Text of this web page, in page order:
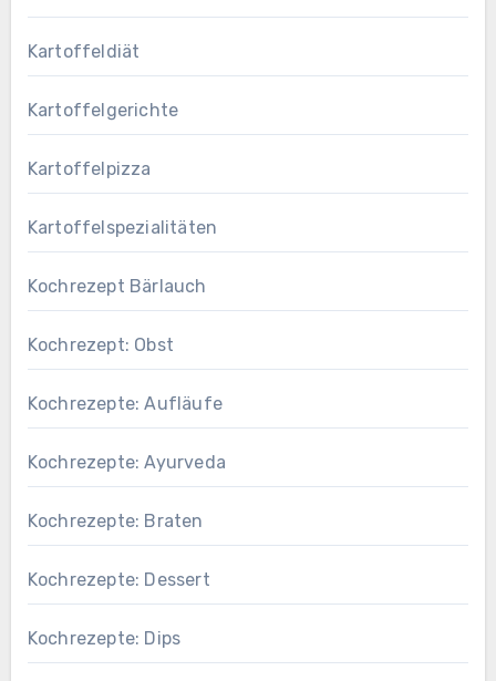
Kartoffeldiät
Kartoffelgerichte
Kartoffelpizza
Kartoffelspezialitäten
Kochrezept Bärlauch
Kochrezept: Obst
Kochrezepte: Aufläufe
Kochrezepte: Ayurveda
Kochrezepte: Braten
Kochrezepte: Dessert
Kochrezepte: Dips